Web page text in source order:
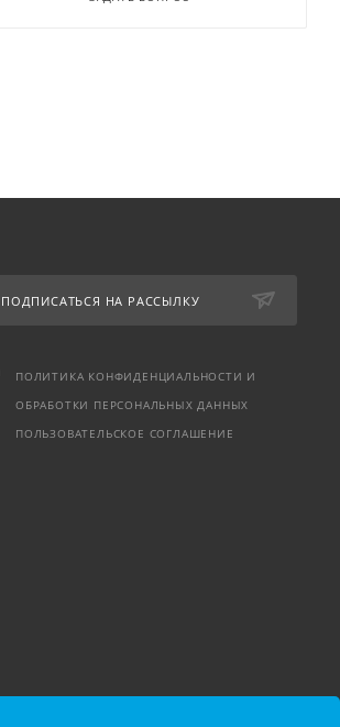
ПОДПИСАТЬСЯ НА РАССЫЛКУ
ПОЛИТИКА КОНФИДЕНЦИАЛЬНОСТИ И
ОБРАБОТКИ ПЕРСОНАЛЬНЫХ ДАННЫХ
ПОЛЬЗОВАТЕЛЬСКОЕ СОГЛАШЕНИЕ